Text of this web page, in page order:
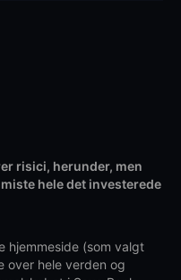
risici, herunder, men
hele det investerede
hjemmeside (som valgt
over hele verden og